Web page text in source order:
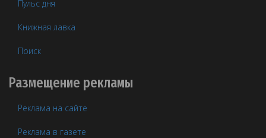
Пульс дня
Книжная лавка
Поиск
Размещение рекламы
Реклама на сайте
Реклама в газете